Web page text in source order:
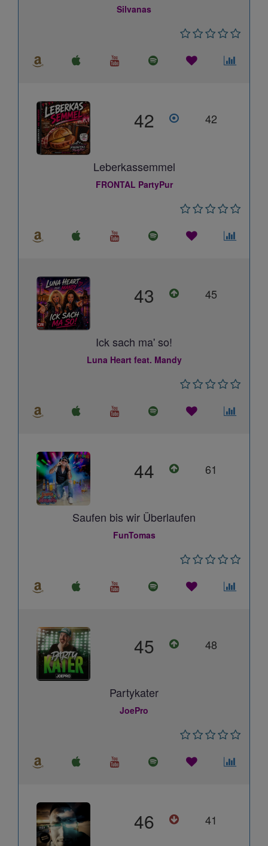
Silvanas
42 42
Leberkassemmel
FRONTAL PartyPur
43 45
Ick sach ma' so!
Luna Heart feat. Mandy
44 61
Saufen bis wir Überlaufen
FunTomas
45 48
Partykater
JoePro
46 41